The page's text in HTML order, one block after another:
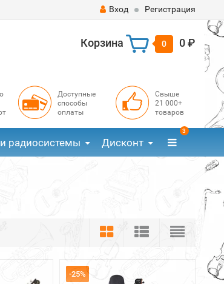
Вход Регистрация
Корзина 0 0 ₽
Доступные
способы
оплаты
Свыше
21 000+
товаров
радиосистемы Дисконт
3
-25%